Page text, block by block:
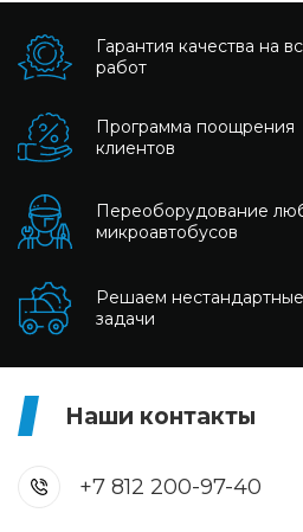
Гарантия качества на
работ
Программа поощрения
клиентов
Переоборудование
микроавтобусов
Решаем нестандартные
задачи
Наши контакты
+7 812 200-97-40